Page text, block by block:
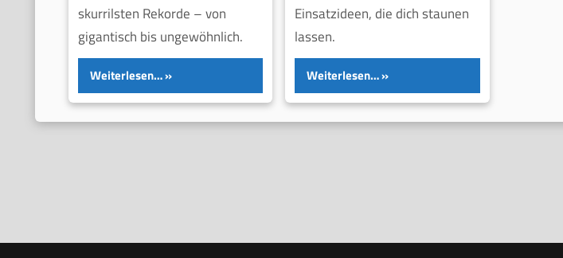
skurrilsten Rekorde – von
gigantisch bis ungewöhnlich.
Weiterlesen…
Einsatzideen, die dich staunen
lassen.
Weiterlesen…